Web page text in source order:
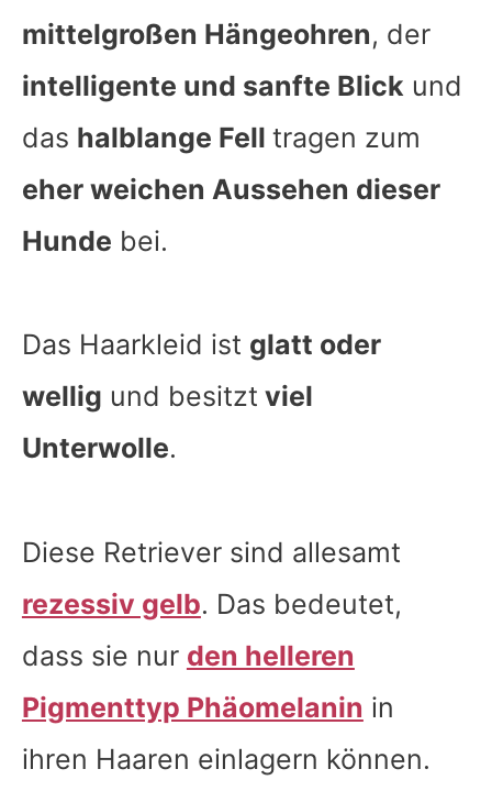
mittelgroßen Hängeohren, der
intelligente und sanfte Blick und
das halblange Fell tragen zum
eher weichen Aussehen dieser
Hunde bei.
Das Haarkleid ist glatt oder
wellig und besitzt viel
Unterwolle.
Diese Retriever sind allesamt
rezessiv gelb. Das bedeutet,
dass sie nur den helleren
Pigmenttyp Phäomelanin in
ihren Haaren einlagern können.